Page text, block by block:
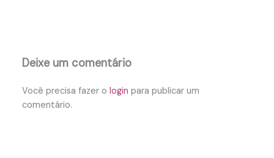
Deixe um comentário
Você precisa fazer ologin para publicar um
comentário.